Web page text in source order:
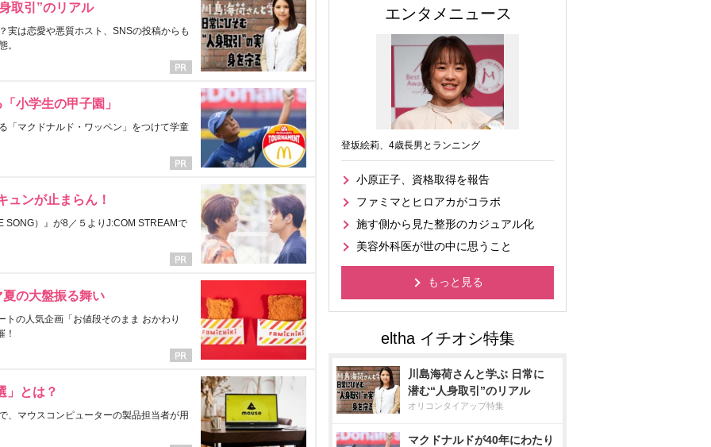
取引”のリアル
実は恋愛や悪質ホスト、SNSの投稿からも
。
小学生の甲子園」
「マクドナルド・ワッペン」をつけて学童
ュンが止まらん！
SONG）』が8／５よりJ:COM STREAMで
の大盤振る舞い
の人気企画「お値段そのまま おかわり
！
」とは？
、マウスコンピューターの製品担当者が用
エンタメニュース
登坂絵莉、4歳長男とランニング
小原正子、資格取得を報告
ファミマとヒロアカがコラボ
施す側から見た整形のカジュアル化
美容外科医が世の中に思うこと
もっと見る
川島海荷さんと学ぶ 日常に
潜む“人身取引”のリアル
オリコンタイアップ特集
マクドナルドが40年にわたり